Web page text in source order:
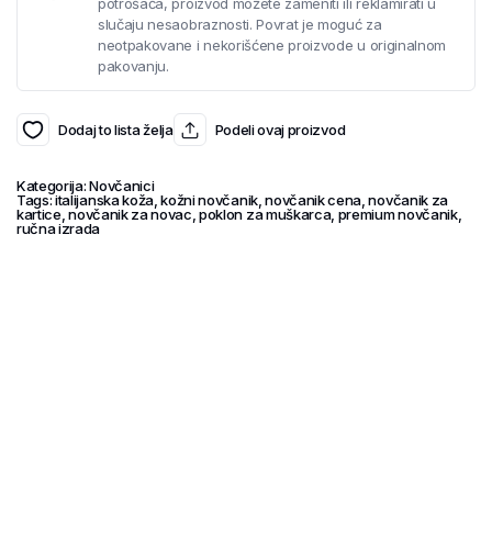
potrošača, proizvod možete zameniti ili reklamirati u
slučaju nesaobraznosti. Povrat je moguć za
neotpakovane i nekorišćene proizvode u originalnom
pakovanju.
Dodaj to lista želja Podeli ovaj proizvod
Kategorija:Novčanici
Tags:italijanska koža,kožni novčanik,novčanik cena,novčanik za
kartice,novčanik za novac,poklon za muškarca, premium novčanik,
ručna izrada